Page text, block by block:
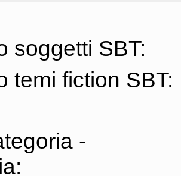
soggetti SBT:
temi fiction SBT:
-